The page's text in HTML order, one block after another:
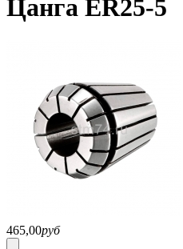
Цанга ER25-5
465,00руб